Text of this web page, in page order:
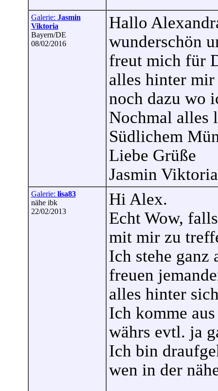
Galerie: Jasmin
Viktoria
Bayern/DE
08/02/2016
Hallo
wunderschön
freut mich für
alles hinter
noch dazu wo
Nochmal alles
Südlichem
Liebe Grüße
Jasmin
Galerie: lisa83
nähe ibk
22/02/2013
Hi Alex.
Echt Wow,
mit mir zu
Ich stehe ganz
freuen
alles hinter
Ich komme
währs evtl. ja
Ich bin
wen in der